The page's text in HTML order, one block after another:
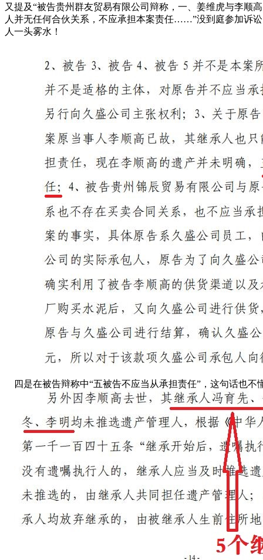
又提及“被告贵州群友贸易有限公司辩称，一、姜维虎与李顺
人并无任何合伙关系，不应承担本案责任……”没到庭参加诉
人一头雾水！
四是在被告辩称中“五被告不应当从承担责任”，这句话也不